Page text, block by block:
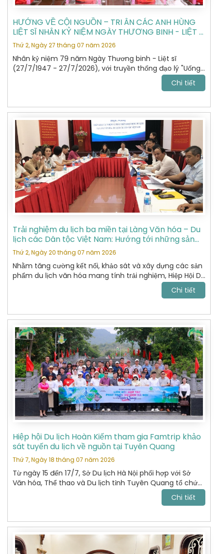
HƯỚNG VỀ CỘI NGUỒN – TRI ÂN CÁC ANH HÙNG
LIỆT SĨ NHÂN KỶ NIỆM NGÀY THƯƠNG BINH - LIỆT SĨ
27/7
Thứ 2, Ngày 27 tháng 07 năm 2026
Nhân kỷ niệm 79 năm Ngày Thương binh - Liệt sĩ
(27/7/1947 - 27/7/2026), với truyền thống đạo lý "Uống
nước nhớ nguồn", "Đền ơn đáp nghĩa", Hiệp hội Du lịch Hà
Nội đã tổ chức hành trình dâng hương, tưởng niệm các
tỉnh Tuyên Quang – nơi yên nghỉ của gần 2.000 Anh
bảo vệ biên giới phía Bắc của Tổ quốc giai đoạn 1979 -
1989.
Chi tiết
Trải nghiệm du lịch ba miền tại Làng Văn hóa – Du
lịch các Dân tộc Việt Nam: Hướng tới những sản
phẩm du lịch văn hóa đặc sắc
Thứ 2, Ngày 20 tháng 07 năm 2026
Nhằm tăng cường kết nối, khảo sát và xây dựng các sản
phẩm du lịch văn hóa mang tính trải nghiệm, Hiệp Hội Du
Lịch Hoàn Kiếm đã tham gia chương trình khảo sát thực
tế tại Làng Văn hóa – Du lịch các Dân tộc Việt Nam do
Chi tiết
Hiệp hội Du lịch Hoàn Kiếm tham gia Famtrip khảo
sát tuyến du lịch về nguồn tại Tuyên Quang
Thứ 7, Ngày 18 tháng 07 năm 2026
Từ ngày 15 đến 17/7, Sở Du lịch Hà Nội phối hợp với Sở
Văn hóa, Thể thao và Du lịch tỉnh Tuyên Quang tổ chức
chương trình khảo sát, xây dựng và kết nối các sản
Chi tiết